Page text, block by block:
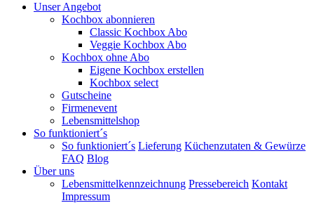
Unser Angebot
Kochbox abonnieren
Classic Kochbox Abo
Veggie Kochbox Abo
Kochbox ohne Abo
Eigene Kochbox erstellen
Kochbox select
Gutscheine
Firmenevent
Lebensmittelshop
So funktioniert´s
So funktioniert´s Lieferung Küchenzutaten & Gewürze
FAQ Blog
Über uns
Lebensmittelkennzeichnung Pressebereich Kontakt
Impressum